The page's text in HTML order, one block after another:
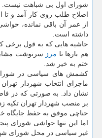
اصلاح طلب روی کار آمد و تا
از عمر آن باقی نمانده،
داشته است.
حاشیه هایی که به قول برخی
هم بارها تا مرز سرنوشت
ختم به خیر شد.
کشمش های سیاسی در
ماجرای انتخاب شهردار
حناچی موفق به حفظ جایگاه
اما این تنها حواشی شورای
غیر سیاسی در محل شورای